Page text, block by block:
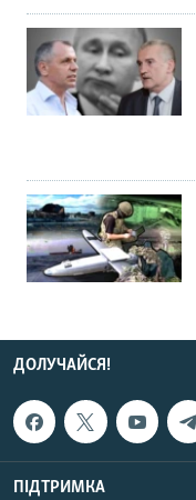
ДОЛУЧАЙСЯ!
ПІДТРИМКА